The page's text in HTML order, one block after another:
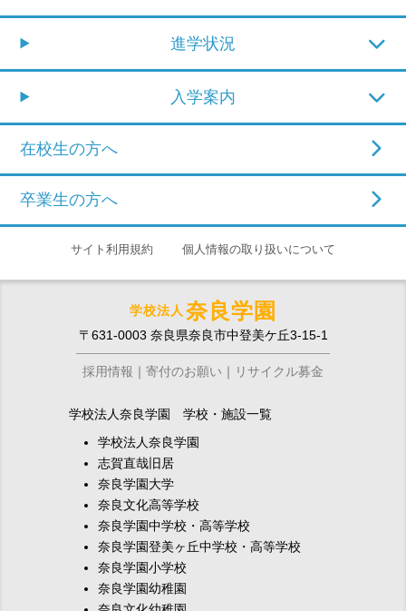
進学状況
入学案内
在校生の方へ
卒業生の方へ
サイト利用規約 個人情報の取り扱いについて
学校法人 奈良学園
〒631-0003 奈良県奈良市中登美ケ丘3-15-1
採用情報 寄付のお願い リサイクル募金
学校法人奈良学園 学校・施設一覧
学校法人奈良学園
志賀直哉旧居
奈良学園大学
奈良文化高等学校
奈良学園中学校・高等学校
奈良学園登美ヶ丘中学校・高等学校
奈良学園小学校
奈良学園幼稚園